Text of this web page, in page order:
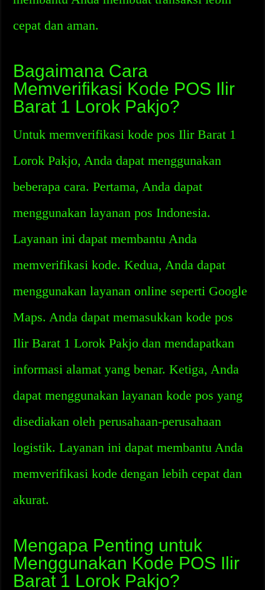
cepat dan aman.
Bagaimana Cara
Memverifikasi Kode POS Ilir
Barat 1 Lorok Pakjo?
Untuk memverifikasi kode pos Ilir Barat 1
Lorok Pakjo, Anda dapat menggunakan
beberapa cara. Pertama, Anda dapat
menggunakan layanan pos Indonesia.
Layanan ini dapat membantu Anda
memverifikasi kode. Kedua, Anda dapat
menggunakan layanan online seperti Google
Maps. Anda dapat memasukkan kode pos
Ilir Barat 1 Lorok Pakjo dan mendapatkan
informasi alamat yang benar. Ketiga, Anda
dapat menggunakan layanan kode pos yang
disediakan oleh perusahaan-perusahaan
logistik. Layanan ini dapat membantu Anda
memverifikasi kode dengan lebih cepat dan
akurat.
Mengapa Penting untuk
Menggunakan Kode POS Ilir
Barat 1 Lorok Pakjo?